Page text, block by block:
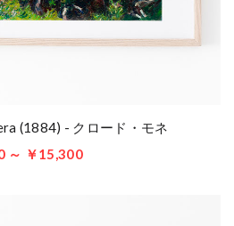
(1884) - クロード・モネ
～ ￥15,300